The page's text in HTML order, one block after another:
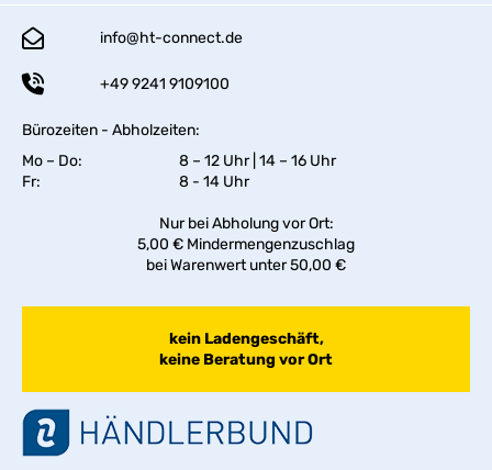
info@ht-connect.de
+49 9241 9109100
Bürozeiten - Abholzeiten:
Mo – Do:
8 – 12 Uhr | 14 – 16 Uhr
Fr:
8 - 14 Uhr
Nur bei Abholung vor Ort:
5,00 € Mindermengenzuschlag
bei Warenwert unter 50,00 €
kein Ladengeschäft,
keine Beratung vor Ort